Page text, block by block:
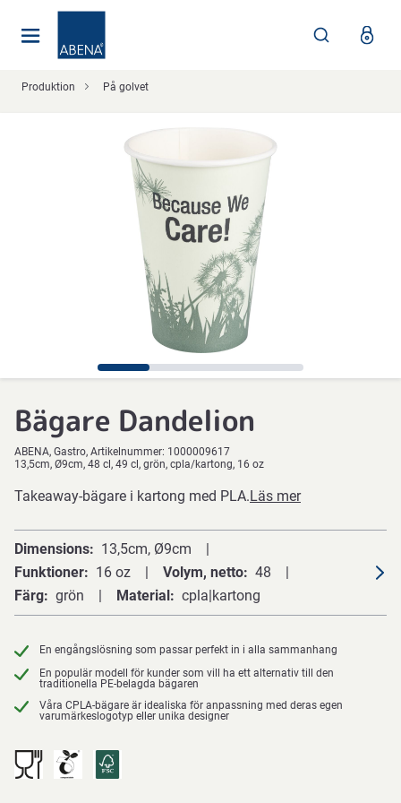
Produktion På golvet
Bägare Dandelion
ABENA Gastro Artikelnummer: 1000009617
13,5cm, Ø9cm, 48 cl, 49 cl, grön, cpla/kartong, 16 oz
Takeaway-bägare i kartong med PLA.Läs mer
Dimensions
13,5cm, Ø9cm
Funktioner
16 oz Volym, netto
48
Färg
grön Material cpla|kartong
En engångslösning som passar perfekt in i alla sammanhang
En populär modell för kunder som vill ha ett alternativ till den
traditionella PE-belagda bägaren
Våra CPLA-bägare är idealiska för anpassning med deras egen
varumärkeslogotyp eller unika designer